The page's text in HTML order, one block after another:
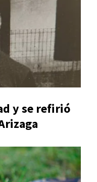
y se refirió